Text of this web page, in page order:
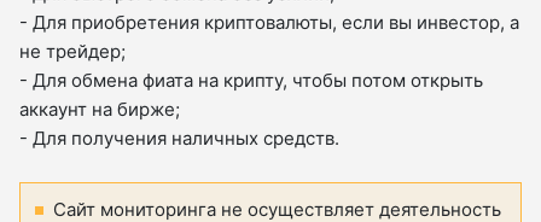
- Для приобретения криптовалюты, если вы инвестор, а
не трейдер;
- Для обмена фиата на крипту, чтобы потом открыть
аккаунт на бирже;
- Для получения наличных средств.
Сайт мониторинга не осуществляет деятельность